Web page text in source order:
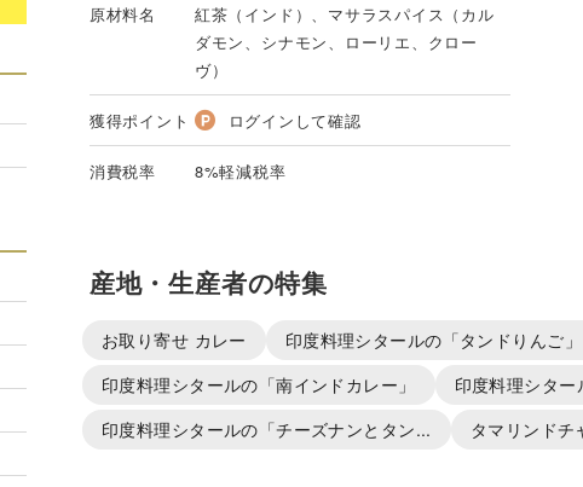
原材料名
紅茶（インド）、マサラスパイス（カル
ダモン、シナモン、ローリエ、クロー
ヴ）
獲得ポイント ログインして確認
消費税率 8%軽減税率
産地・生産者の特集
お取り寄せ カレー 印度料理シタールの「タンドりんご」
印度料理シタールの「南インドカレー」
印度料理シター
印度料理シタールの「チーズナンとタン...
タマリンドチ